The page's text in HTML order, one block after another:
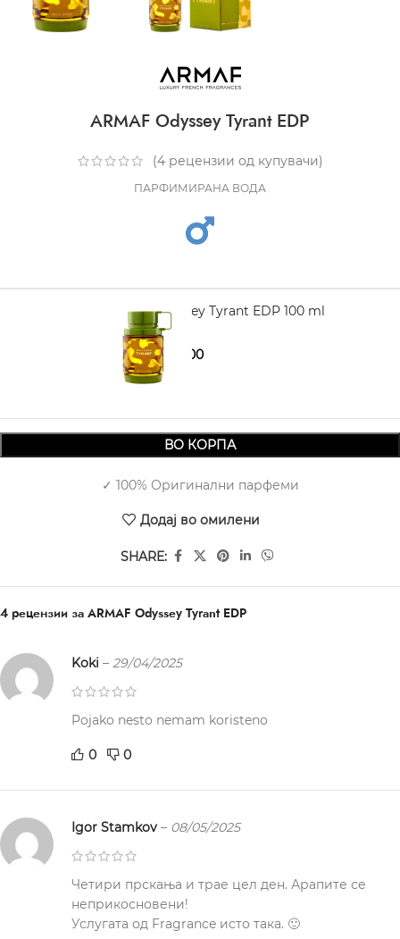
ARMAF Odyssey Tyrant EDP
(4рецензии од купувачи)
ПАРФИМИРАНА ВОДА
ARMAF Odyssey Tyrant EDP 100 ml
2.380,001.750,00
ВО КОРПА
✓ 100% Оригинални парфеми
Додај во омилени
SHARE:
4 рецензии за ARMAF Odyssey Tyrant EDP
Koki – 29/04/2025
Pojako nesto nemam koristeno
0 0
Igor Stamkov – 08/05/2025
Четири прскања и трае цел ден. Арапите се
неприкосновени!
Услугата од Fragrance исто така. 🙂